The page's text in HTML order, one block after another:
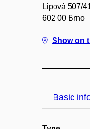
Lipová 507/
602 00 Brno
Show on
Basic